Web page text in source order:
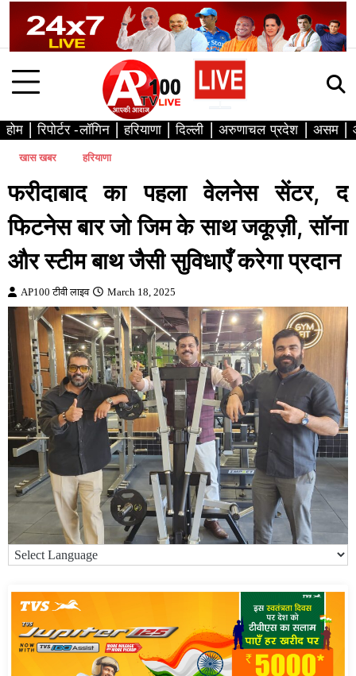
content
होम रिपोर्टर -लॉगिन हरियाणा दिल्ली अरुणाचल प्रदेश असम
खास खबर हरियाणा
फरीदाबाद का पहला वेलनेस सेंटर, द
फिटनेस बार जो जिम के साथ जकूज़ी, सॉना
और स्टीम बाथ जैसी सुविधाएँ करेगा प्रदान
AP100 टीवी लाइव March 18, 2025